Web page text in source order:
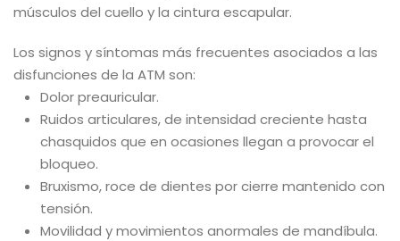
músculos del cuello y la cintura escapular.
Los signos y síntomas más frecuentes asociados a las
disfunciones de la ATM son:
Dolor preauricular.
Ruidos articulares, de intensidad creciente hasta
chasquidos que en ocasiones llegan a provocar el
bloqueo.
Bruxismo, roce de dientes por cierre mantenido con
tensión.
Movilidad y movimientos anormales de mandíbula.